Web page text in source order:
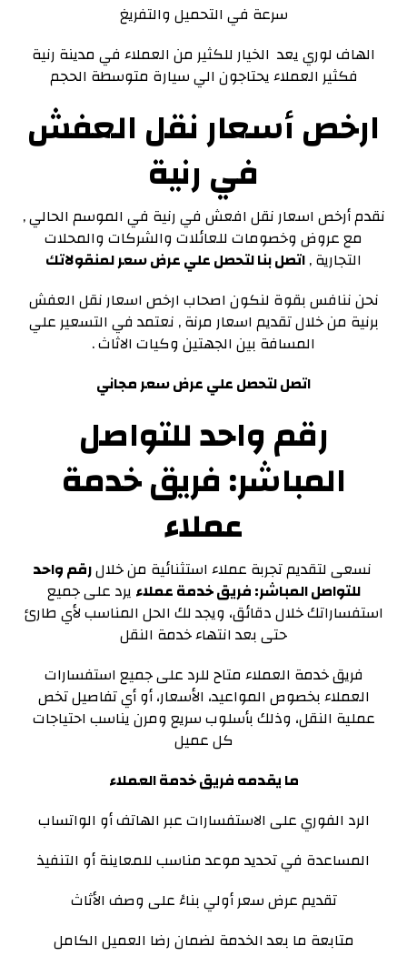
سرعة في التحميل والتفريغ
الهاف لوري يعد الخيار للكثير من العملاء في مدينة رنية
فكثير العملاء يحتاجون الي سيارة متوسطة الحجم
ارخص أسعار نقل العفش
في رنية
نقدم أرخص اسعار نقل افعش في رنية في الموسم الحالي ,
مع عروض وخصومات للعائلات والشركات والمحلات
التجارية ,اتصل بنا لتحصل علي عرض سعر لمنقولاتك
نحن ننافس بقوة لنكون اصحاب ارخص اسعار نقل العفش
برنية من خلال تقديم اسعار مرنة , نعتمد في التسعير علي
المسافة بين الجهتين وكيات الاثاث .
اتصل لتحصل علي عرض سعر مجاني
رقم واحد للتواصل
المباشر: فريق خدمة
عملاء
نسعى لتقديم تجربة عملاء استثنائية من خلالرقم واحد
للتواصل المباشر: فريق خدمة عملاء يرد على جميع
استفساراتك خلال دقائق، ويجد لك الحل المناسب لأي طارئ
حتى بعد انتهاء خدمة النقل
فريق خدمة العملاء متاح للرد على جميع استفسارات
العملاء بخصوص المواعيد، الأسعار، أو أي تفاصيل تخص
عملية النقل، وذلك بأسلوب سريع ومرن يناسب احتياجات
كل عميل
ما يقدمه فريق خدمة العملاء
الرد الفوري على الاستفسارات عبر الهاتف أو الواتساب
المساعدة في تحديد موعد مناسب للمعاينة أو التنفيذ
تقديم عرض سعر أولي بناءً على وصف الأثاث
متابعة ما بعد الخدمة لضمان رضا العميل الكامل